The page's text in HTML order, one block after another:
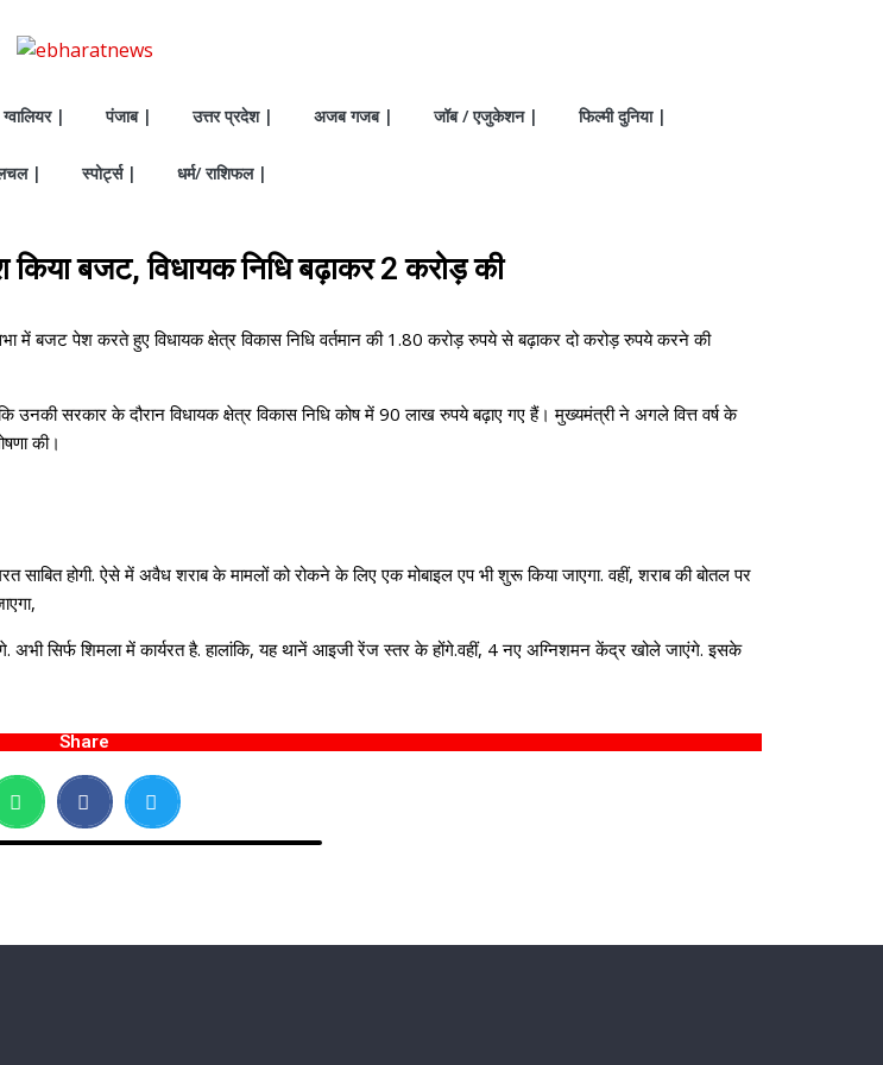
ग्वालियर | पंजाब | उत्तर प्रदेश | अजब गजब | जॉब / एजुकेशन | फिल्मी दुनिया |
| स्पोर्ट्स | धर्म/ राशिफल |
बजट, विधायक निधि बढ़ाकर 2 करोड़ की
बजट पेश करते हुए विधायक क्षेत्र विकास निधि वर्तमान की 1.80 करोड़ रुपये से बढ़ाकर दो करोड़ रुपये करने की
सरकार के दौरान विधायक क्षेत्र विकास निधि कोष में 90 लाख रुपये बढ़ाए गए हैं। मुख्यमंत्री ने अगले वित्त वर्ष के
की।
साबित होगी. ऐसे में अवैध शराब के मामलों को रोकने के लिए एक मोबाइल एप भी शुरू किया जाएगा. वहीं, शराब की बोतल पर
अभी सिर्फ शिमला में कार्यरत है. हालांकि, यह थानें आइजी रेंज स्‍तर के होंगे.वहीं, 4 नए अग्निशमन केंद्र खोले जाएंगे. इसके
Share